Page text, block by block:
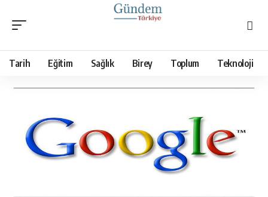
Tarih Eğitim Sağlık Birey Toplum Teknoloji